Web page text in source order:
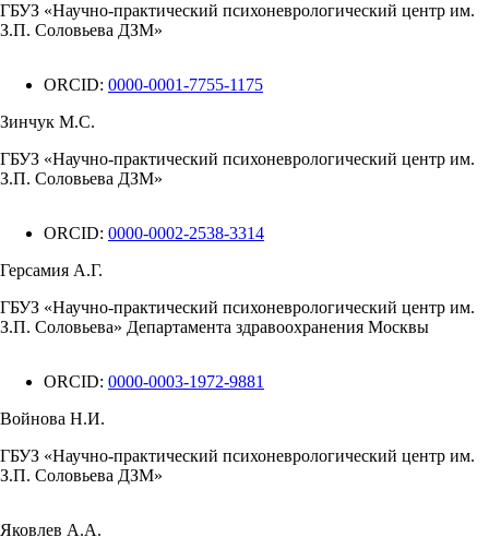
ГБУЗ «Научно-практический психоневрологический центр им.
З.П. Соловьева ДЗМ»
ORCID: 0000-0001-7755-1175
Зинчук М.С.
ГБУЗ «Научно-практический психоневрологический центр им.
З.П. Соловьева ДЗМ»
ORCID: 0000-0002-2538-3314
Герсамия А.Г.
ГБУЗ «Научно-практический психоневрологический центр им.
З.П. Соловьева» Департамента здравоохранения Москвы
ORCID: 0000-0003-1972-9881
Войнова Н.И.
ГБУЗ «Научно-практический психоневрологический центр им.
З.П. Соловьева ДЗМ»
Яковлев А.А.